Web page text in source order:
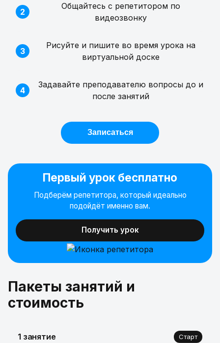
2
Общайтесь с репетитором по
видеозвонку
3
Рисуйте и пишите во время урока на
виртуальной доске
4
Задавайте преподавателю вопросы до и
после занятий
Записаться
Первый урок бесплатно
Подберём репетитора, который идеально
подойдёт именно вам.
Получить урок
Пакеты занятий и
стоимость
1 занятие Старт